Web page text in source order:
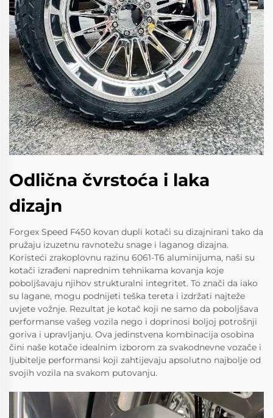
Odlična čvrstoća i laka
dizajn
Forgex Speed F450 kovan dupli kotači su dizajnirani tako da
pružaju izuzetnu ravnotežu snage i laganog dizajna.
Koristeći zrakoplovnu razinu 6061-T6 aluminijuma, naši su
kotači izrađeni naprednim tehnikama kovanja koje
poboljšavaju njihov strukturalni integritet. To znači da iako
su lagane, mogu podnijeti teška tereta i izdržati najteže
uvjete vožnje. Rezultat je kotač koji ne samo da poboljšava
performanse vašeg vozila nego i doprinosi boljoj potrošnji
goriva i upravljanju. Ova jedinstvena kombinacija osobina
čini naše kotače idealnim izborom za svakodnevne vozače i
ljubitelje performansi koji zahtijevaju apsolutno najbolje od
svojih vozila na svakom putovanju.